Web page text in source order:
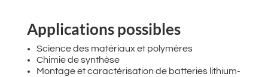
Applications possibles
Science des matériaux et polymères
Chimie de synthèse
Montage et caractérisation de batteries lithium-